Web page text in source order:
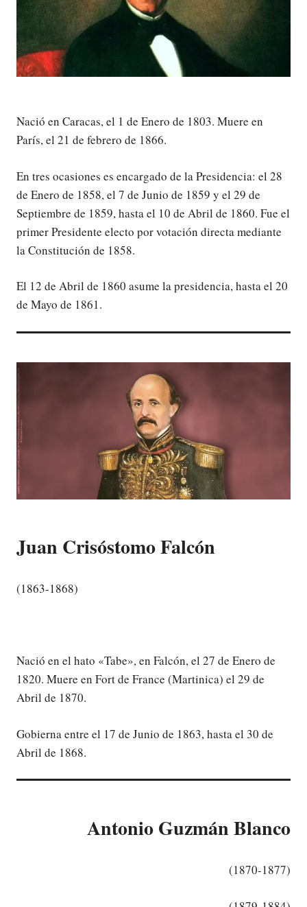
Nació en Caracas, el 1 de Enero de 1803. Muere en
París, el 21 de febrero de 1866.
En tres ocasiones es encargado de la Presidencia: el 28
de Enero de 1858, el 7 de Junio de 1859 y el 29 de
Septiembre de 1859, hasta el 10 de Abril de 1860. Fue el
primer Presidente electo por votación directa mediante
la Constitución de 1858.
El 12 de Abril de 1860 asume la presidencia, hasta el 20
de Mayo de 1861.
Juan Crisóstomo Falcón
(1863-1868)
Nació en el hato «Tabe», en Falcón, el 27 de Enero de
1820. Muere en Fort de France (Martinica) el 29 de
Abril de 1870.
Gobierna entre el 17 de Junio de 1863, hasta el 30 de
Abril de 1868.
Antonio Guzmán Blanco
(1870-1877)